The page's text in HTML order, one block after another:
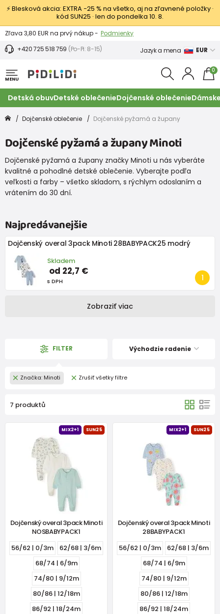
⚡ Blesková akcia: EXTRA −25 % na všetko, aj na zľavnené položky ·
kód SUN25 · len do pondelka 10. 8.
Výmena a vrátenie tovaru - Zobraziť
Zľava 3,80 EUR na prvý nákup - Podmienky
+420 725 518 759 (Po-Pi: 8-15) Jazyk a mena EUR
MENU
0
Detská obuvDetské oblečenieDojčenské oblečenie
Dojčenské oblečenie Dojčenské pyžamá a župany
Dojčenské pyžamá a župany Minoti
Dojčenské pyžamá a župany značky Minoti u nás vyberáte
kvalitné a pohodlné detské oblečenie. Vyberajte podľa
veľkosti a farby – všetko skladom, s rýchlym odoslaním a
vrátením do 30 dní.
Najpredávanejšie
Dojčenský overal 3pack Minoti 28BABYPACK25 modrý
Skladem
od 22,7 €
s DPH
Zobraziť viac
FILTER Východzie radenie
Značka: Minoti Zrušiť všetky filtre
7 produktů
MIX2+1 SUN25
Dojčenský overal 3pack Minoti
NOSBABYPACK1
56/62 | 0/3m
62/68 | 3/6m
68/74 | 6/9m
74/80 | 9/12m
80/86 | 12/18m
86/92 | 18/24m
MIX2+1 SUN25
Dojčenský overal 3pack Minoti
28BABYPACK1
56/62 | 0/3m
62/68 | 3/6m
68/74 | 6/9m
74/80 | 9/12m
80/86 | 12/18m
86/92 | 18/24m